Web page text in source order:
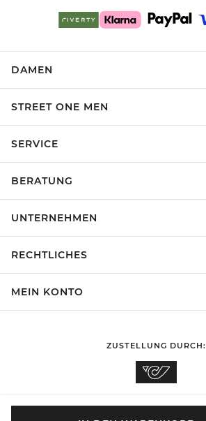
DAMEN
STREET ONE MEN
SERVICE
BERATUNG
UNTERNEHMEN
RECHTLICHES
MEIN KONTO
ZUSTELLUNG DURCH: